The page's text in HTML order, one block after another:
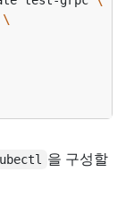
을 구성할